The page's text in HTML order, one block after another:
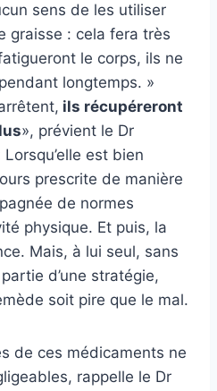
sens de les utiliser
graisse : cela fera très
le corps, ils ne
longtemps. »
ils récupéreront
», prévient le Dr
est bien
prescrite de manière
de normes
physique. Et puis, la
Mais, à lui seul, sans
d’une stratégie,
soit pire que le mal.
de ces médicaments ne
rappelle le Dr